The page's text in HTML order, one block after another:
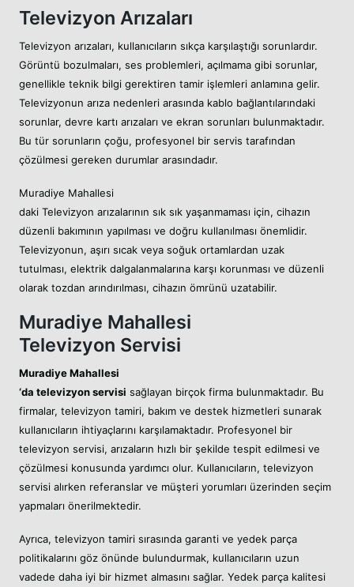
Televizyon Arızaları
Televizyon arızaları, kullanıcıların sıkça karşılaştığı sorunlardır.
Görüntü bozulmaları, ses problemleri, açılmama gibi sorunlar,
genellikle teknik bilgi gerektiren tamir işlemleri anlamına gelir.
Televizyonun arıza nedenleri arasında kablo bağlantılarındaki
sorunlar, devre kartı arızaları ve ekran sorunları bulunmaktadır.
Bu tür sorunların çoğu, profesyonel bir servis tarafından
çözülmesi gereken durumlar arasındadır.
Muradiye Mahallesi
daki Televizyon arızalarının sık sık yaşanmaması için, cihazın
düzenli bakımının yapılması ve doğru kullanılması önemlidir.
Televizyonun, aşırı sıcak veya soğuk ortamlardan uzak
tutulması, elektrik dalgalanmalarına karşı korunması ve düzenli
olarak tozdan arındırılması, cihazın ömrünü uzatabilir.
Muradiye Mahallesi
Televizyon Servisi
Muradiye Mahallesi
‘da televizyon servisi sağlayan birçok firma bulunmaktadır. Bu
firmalar, televizyon tamiri, bakım ve destek hizmetleri sunarak
kullanıcıların ihtiyaçlarını karşılamaktadır. Profesyonel bir
televizyon servisi, arızaların hızlı bir şekilde tespit edilmesi ve
çözülmesi konusunda yardımcı olur. Kullanıcıların, televizyon
servisi alırken referanslar ve müşteri yorumları üzerinden seçim
yapmaları önerilmektedir.
Ayrıca, televizyon tamiri sırasında garanti ve yedek parça
politikalarını göz önünde bulundurmak, kullanıcıların uzun
vadede daha iyi bir hizmet almasını sağlar. Yedek parça kalitesi